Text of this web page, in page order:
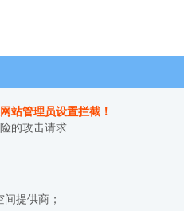
站管理员设置拦截！
的攻击请求
提供商；